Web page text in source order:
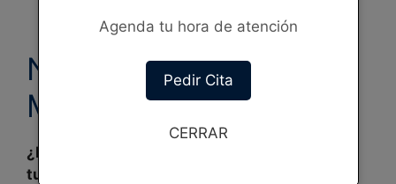
Notarias de turno en
Monte Patria
¿Necesitas saber cuales son las
turno hoy
Agenda tu hora de atención
Pedir Cita
CERRAR